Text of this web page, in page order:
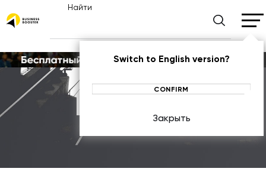
Найти
Switch to English version?
CONFIRM
Закрыть
Новости